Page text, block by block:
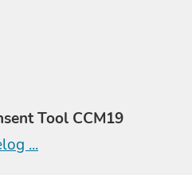
Tool CCM19
...